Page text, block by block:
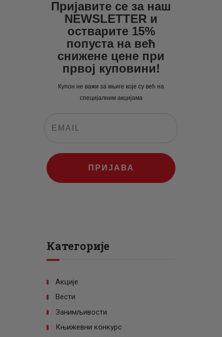
Пријавите се за наш
NEWSLETTER и
остварите 15%
попуста на већ
снижене цене при
првој куповини!
Купон не важи за књиге које су већ на
специјалним акцијама
ПРИЈАВА
Категорије
Акције
Вести
Занимљивости
Књижевни конкурс